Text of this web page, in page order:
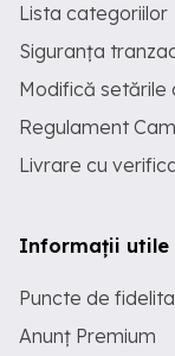
Lista categoriilor
Siguranța
Modifică
Regulament
Livrare cu
Informații utile
Puncte de
Anunț Premium